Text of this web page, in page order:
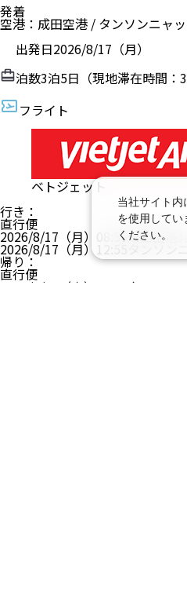
発着
空港 ： 成田空港 / タンソンニャ
出発日2026/8/17（月）
泊数3泊5日（現地滞在時間：
フライト
ベトジェット
行き：
直行便
2026/8/17（月） 08:55 成田空港
2026/8/17（月）12:55
帰り：
直行便
当社サイト
を使用して
ください。